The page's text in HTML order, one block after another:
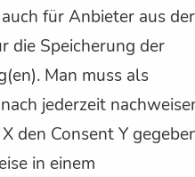
für Anbieter aus der
die Speicherung der
Man muss als
jederzeit
den Consent Y
in einem